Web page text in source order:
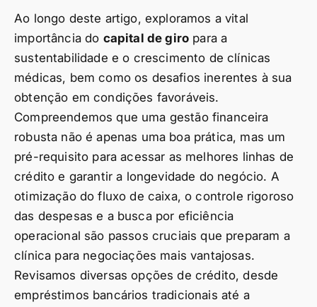
Ao longo deste artigo, exploramos a vital
importância do capital de giro para a
sustentabilidade e o crescimento de clínicas
médicas, bem como os desafios inerentes à sua
obtenção em condições favoráveis.
Compreendemos que uma gestão financeira
robusta não é apenas uma boa prática, mas um
pré-requisito para acessar as melhores linhas de
crédito e garantir a longevidade do negócio. A
otimização do fluxo de caixa, o controle rigoroso
das despesas e a busca por eficiência
operacional são passos cruciais que preparam a
clínica para negociações mais vantajosas.
Revisamos diversas opções de crédito, desde
empréstimos bancários tradicionais até a